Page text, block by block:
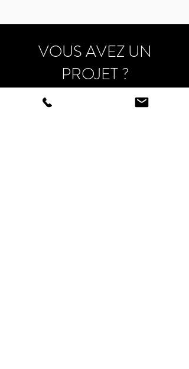
VOUS AVEZ UN
PROJET ?
CONTACTEZ-NOUS